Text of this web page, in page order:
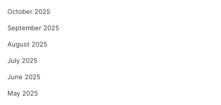
October 2025
September 2025
August 2025
July 2025
June 2025
May 2025